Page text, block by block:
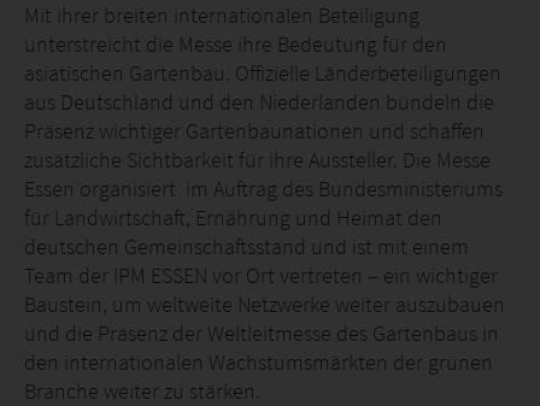
Mit ihrer breiten internationalen Beteiligung
unterstreicht die Messe ihre Bedeutung für den
asiatischen Gartenbau. Offizielle Länderbeteiligungen
aus Deutschland und den Niederlanden bündeln die
Präsenz wichtiger Gartenbaunationen und schaffen
zusätzliche Sichtbarkeit für ihre Aussteller. Die Messe
Essen organisiert im Auftrag des Bundesministeriums
für Landwirtschaft, Ernährung und Heimat den
deutschen Gemeinschaftsstand und ist mit einem
Team der IPM ESSEN vor Ort vertreten – ein wichtiger
Baustein, um weltweite Netzwerke weiter auszubauen
und die Präsenz der Weltleitmesse des Gartenbaus in
den internationalen Wachstumsmärkten der grünen
Branche weiter zu stärken.